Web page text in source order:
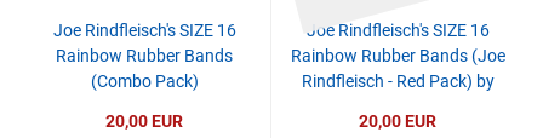
Joe Rindfleisch's SIZE 16
Rainbow Rubber Bands
(Combo Pack)
20,00 EUR
Joe Rindfleisch's SIZE 16
Rainbow Rubber Bands (Joe
Rindfleisch - Red Pack) by
20,00 EUR